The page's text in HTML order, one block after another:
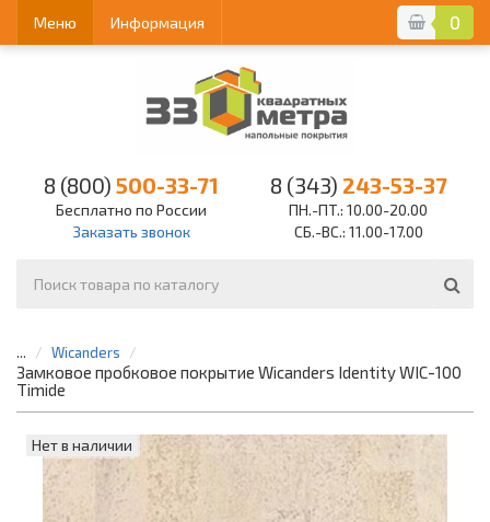
0
Меню Информация
8 (800) 500-33-71
Бесплатно по России
Заказать звонок
8 (343) 243-53-37
ПН.-ПТ.: 10.00-20.00
СБ.-ВС.: 11.00-17.00
... Wicanders
Замковое пробковое покрытие Wicanders Identity WIC-100
Timide
Нет в наличии